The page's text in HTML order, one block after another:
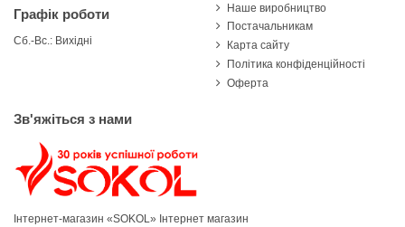
Графік роботи
Сб.-Вс.: Вихідні
Наше виробництво
Постачальникам
Карта сайту
Політика конфіденційності
Оферта
Зв'яжіться з нами
Інтернет-магазин «SOKOL» Інтернет магазин